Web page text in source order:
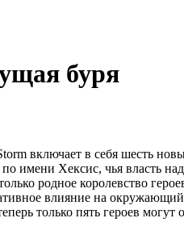
буря
включает в себя шесть
имени Хексис, чья власть
родное королевство
влияние на
только пять героев могут